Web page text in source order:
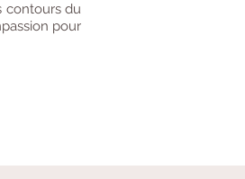
contours du
pour